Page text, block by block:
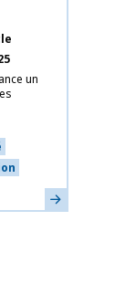
un
En savoir plus